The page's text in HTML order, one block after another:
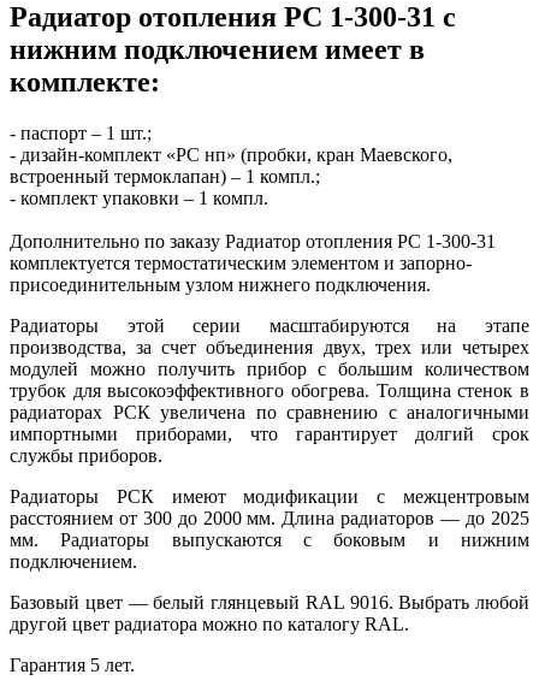
Радиатор отопления РС 1-300-31 с
нижним подключением имеет в
комплекте:
- паспорт – 1 шт.;
- дизайн-комплект «РС нп» (пробки, кран Маевского,
встроенный термоклапан) – 1 компл.;
- комплект упаковки – 1 компл.
Дополнительно по заказу Радиатор отопления РС 1-300-31
комплектуется термостатическим элементом и запорно-
присоединительным узлом нижнего подключения.
Радиаторы этой серии масштабируются на этапе
производства, за счет объединения двух, трех или четырех
модулей можно получить прибор с большим количеством
трубок для высокоэффективного обогрева. Толщина стенок в
радиаторах РСК увеличена по сравнению с аналогичными
импортными приборами, что гарантирует долгий срок
службы приборов.
Радиаторы РСК имеют модификации с межцентровым
расстоянием от 300 до 2000 мм. Длина радиаторов — до 2025
мм. Радиаторы выпускаются с боковым и нижним
подключением.
Базовый цвет — белый глянцевый RAL 9016. Выбрать любой
другой цвет радиатора можно по каталогу RAL.
Гарантия 5 лет.